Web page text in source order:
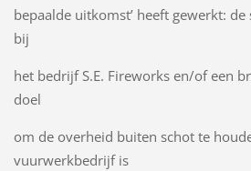
bepaalde uitkomst’ heeft gewerkt:
bij
het bedrijf S.E. Fireworks en/of een
doel
om de overheid buiten schot te
vuurwerkbedrijf is